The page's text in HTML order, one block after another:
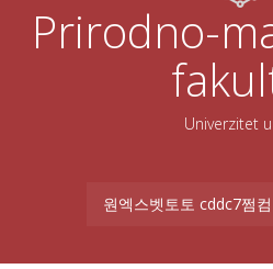
Prirodno-
Univerzitet
for: